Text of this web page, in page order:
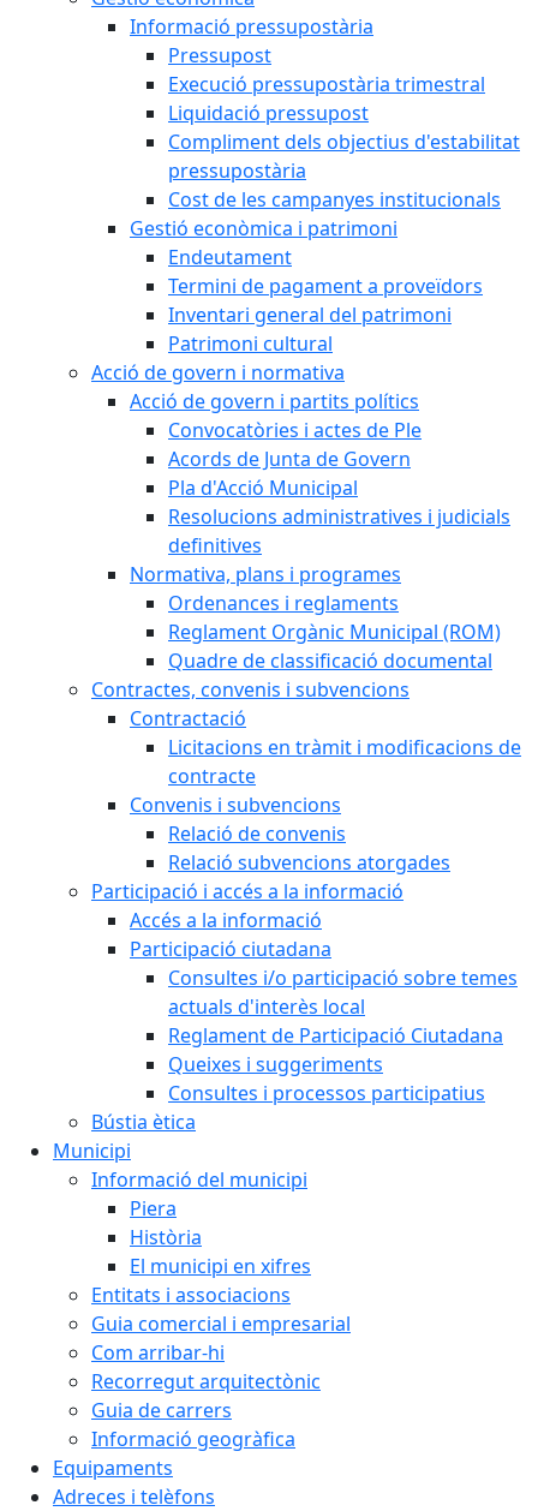
Informació pressupostària
Pressupost
Execució pressupostària trimestral
Liquidació pressupost
Compliment dels objectius d'estabilitat
pressupostària
Cost de les campanyes institucionals
Gestió econòmica i patrimoni
Endeutament
Termini de pagament a proveïdors
Inventari general del patrimoni
Patrimoni cultural
Acció de govern i normativa
Acció de govern i partits polítics
Convocatòries i actes de Ple
Acords de Junta de Govern
Pla d'Acció Municipal
Resolucions administratives i judicials
definitives
Normativa, plans i programes
Ordenances i reglaments
Reglament Orgànic Municipal (ROM)
Quadre de classificació documental
Contractes, convenis i subvencions
Contractació
Licitacions en tràmit i modificacions de
contracte
Convenis i subvencions
Relació de convenis
Relació subvencions atorgades
Participació i accés a la informació
Accés a la informació
Participació ciutadana
Consultes i/o participació sobre temes
actuals d'interès local
Reglament de Participació Ciutadana
Queixes i suggeriments
Consultes i processos participatius
Bústia ètica
Municipi
Informació del municipi
Piera
Història
El municipi en xifres
Entitats i associacions
Guia comercial i empresarial
Com arribar-hi
Recorregut arquitectònic
Guia de carrers
Informació geogràfica
Equipaments
Adreces i telèfons